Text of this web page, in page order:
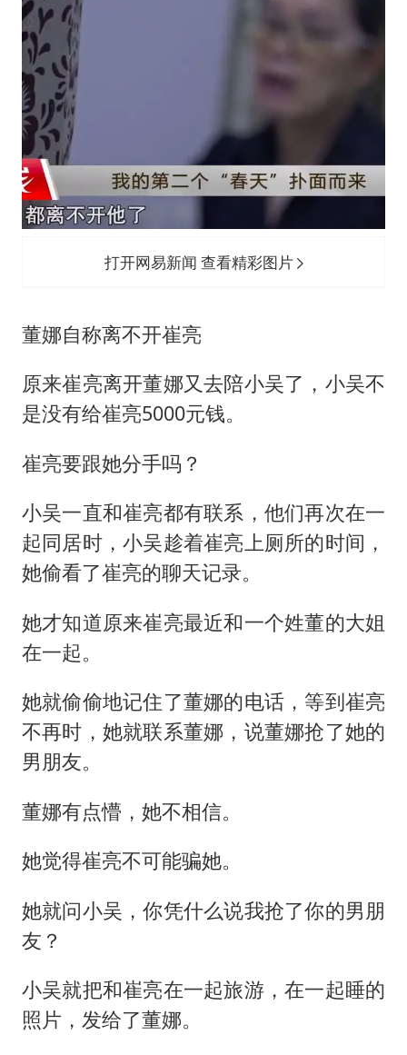
打开网易新闻 查看精彩图片
董娜自称离不开崔亮
原来崔亮离开董娜又去陪小吴了，小吴不
是没有给崔亮5000元钱。
崔亮要跟她分手吗？
小吴一直和崔亮都有联系，他们再次在一
起同居时，小吴趁着崔亮上厕所的时间，
她偷看了崔亮的聊天记录。
她才知道原来崔亮最近和一个姓董的大姐
在一起。
她就偷偷地记住了董娜的电话，等到崔亮
不再时，她就联系董娜，说董娜抢了她的
男朋友。
董娜有点懵，她不相信。
她觉得崔亮不可能骗她。
她就问小吴，你凭什么说我抢了你的男朋
友？
小吴就把和崔亮在一起旅游，在一起睡的
照片，发给了董娜。